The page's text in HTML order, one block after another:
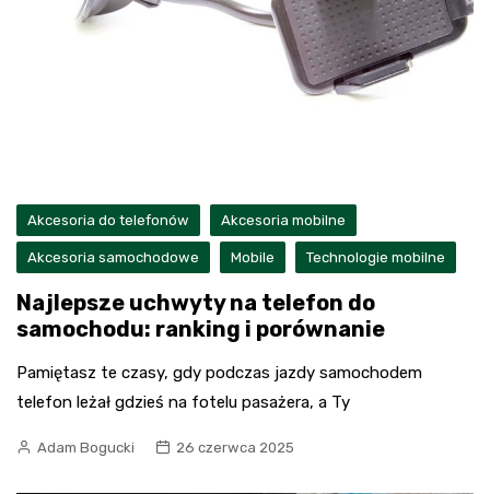
Akcesoria do telefonów Akcesoria mobilne
Akcesoria samochodowe Mobile Technologie mobilne
Najlepsze uchwyty na telefon do
samochodu: ranking i porównanie
Pamiętasz te czasy, gdy podczas jazdy samochodem
telefon leżał gdzieś na fotelu pasażera, a Ty
Adam Bogucki 26 czerwca 2025